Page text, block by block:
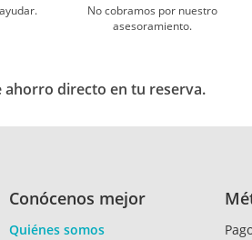
No cobramos por nuestro
asesoramiento.
ahorro directo en tu reserva.
Conócenos mejor
Quiénes somos